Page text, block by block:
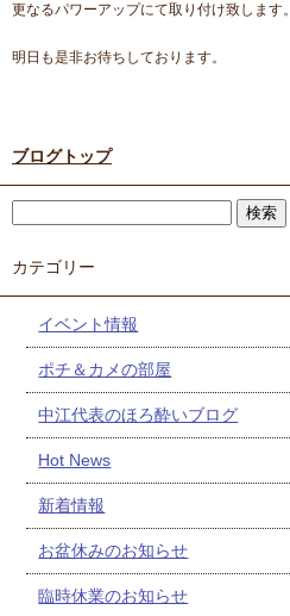
更なるパワーアップにて取り付け致します。
明日も是非お待ちしております。
ブログトップ
カテゴリー
イベント情報
ポチ＆カメの部屋
中江代表のほろ酔いブログ
Hot News
新着情報
お盆休みのお知らせ
臨時休業のお知らせ